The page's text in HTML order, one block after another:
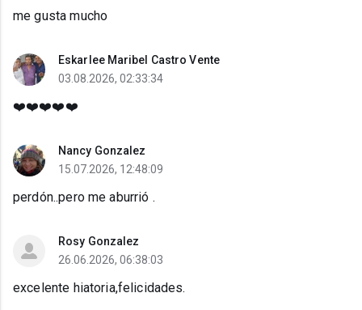
me gusta mucho
Eskarlee Maribel Castro Vente
03.08.2026, 02:33:34
❤️❤️❤️❤️❤️
Nancy Gonzalez
15.07.2026, 12:48:09
perdón..pero me aburrió .
Rosy Gonzalez
26.06.2026, 06:38:03
excelente hiatoria,felicidades.